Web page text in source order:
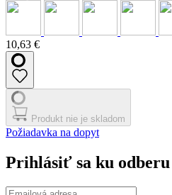
10,63 €
Produkt nie je skladom
Požiadavka na dopyt
Prihlásiť sa ku